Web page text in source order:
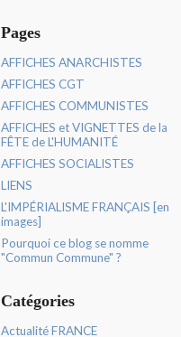
Pages
AFFICHES ANARCHISTES
AFFICHES CGT
AFFICHES COMMUNISTES
AFFICHES et VIGNETTES de la
FÊTE de L'HUMANITÉ
AFFICHES SOCIALISTES
LIENS
L'IMPÉRIALISME FRANÇAIS [en
images]
Pourquoi ce blog se nomme
"Commun Commune" ?
Catégories
Actualité FRANCE